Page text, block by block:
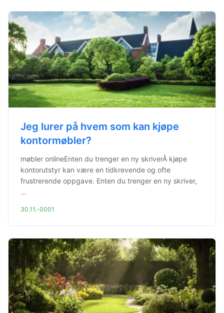
Jeg lurer på hvem som kan kjøpe
kontormøbler?
møbler onlineEnten du trenger en ny skriverÅ kjøpe
kontorutstyr kan være en tidkrevende og ofte
frustrerende oppgave. Enten du trenger en ny skriver,
...
30.11.-0001